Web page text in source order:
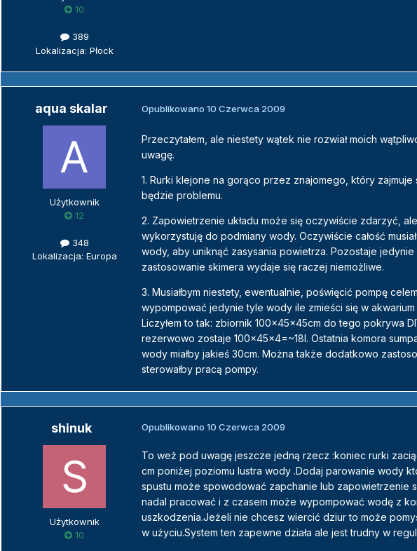
10
389
Lokalizacja: Płock
aqua skalar
Użytkownik
12
348
Lokalizacja: Europa
Opublikowano 10 Czerwca 2009
Przeczytałem, ale niestety wątek nie rozwiał moich
uwagę.
1. Rurki klejone na gorąco przez znajomego, który
będzie problemu.
2. Zapowietrzenie układu może się oczywiście zdarzyć,
wykorzystuję do podmiany wody. Oczywiście całość
wody, aby uniknąć zasysania powietrza. Pozostaje
zastosowanie skimera wydaje się raczej niemożliwe.
3. Musiałbym niestety, ewentualnie, poświęcić pompę
wypompować jedynie tyle wody ile zmieści się w
Liczyłem to tak: zbiornik 100x45x45cm do tego pokrywa
rezerwowo zostaje 100x45x4=~18l. Ostatnia komora
wody miałby jakieś 30cm. Można także dodatkowo
sterowałby pracą pompy.
shinuk
Użytkownik
10
Opublikowano 10 Czerwca 2009
To weż pod uwagę jeszcze jedną rzecz :koniec rurki
cm poniżej poziomu lustra wody .Dodaj parowanie wody
spustu może spowodować zapchanie lub zapowietrzenie
nadal pracować i z czasem może wypompować wodę z
uszkodzenia.Jeżeli nie chcesz wiercić dziur to może
w użyciu.System ten zapewne działa ale jest trudny w